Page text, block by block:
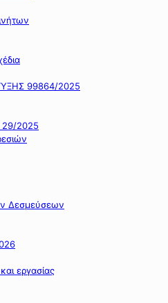
99864/2025
29/2025
Δεσμεύσεων
εργασίας